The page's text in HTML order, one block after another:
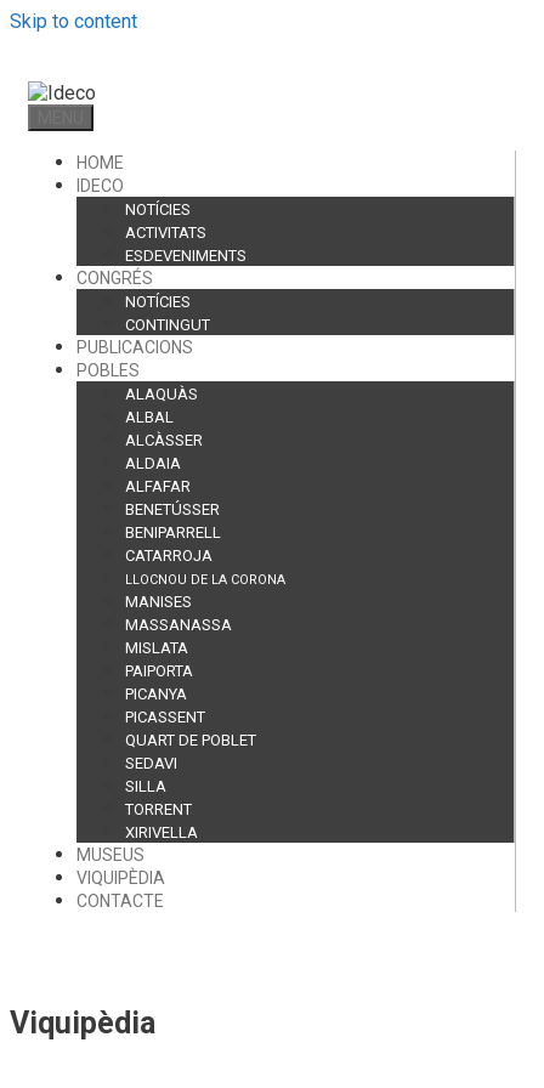
Skip to content
HOME
IDECO
NOTÍCIES
ACTIVITATS
ESDEVENIMENTS
CONGRÉS
NOTÍCIES
CONTINGUT
PUBLICACIONS
POBLES
ALAQUÀS
ALBAL
ALCÀSSER
ALDAIA
ALFAFAR
BENETÚSSER
BENIPARRELL
CATARROJA
LLOCNOU DE LA CORONA
MANISES
MASSANASSA
MISLATA
PAIPORTA
PICANYA
PICASSENT
QUART DE POBLET
SEDAVI
SILLA
TORRENT
XIRIVELLA
MUSEUS
VIQUIPÈDIA
CONTACTE
Viquipèdia